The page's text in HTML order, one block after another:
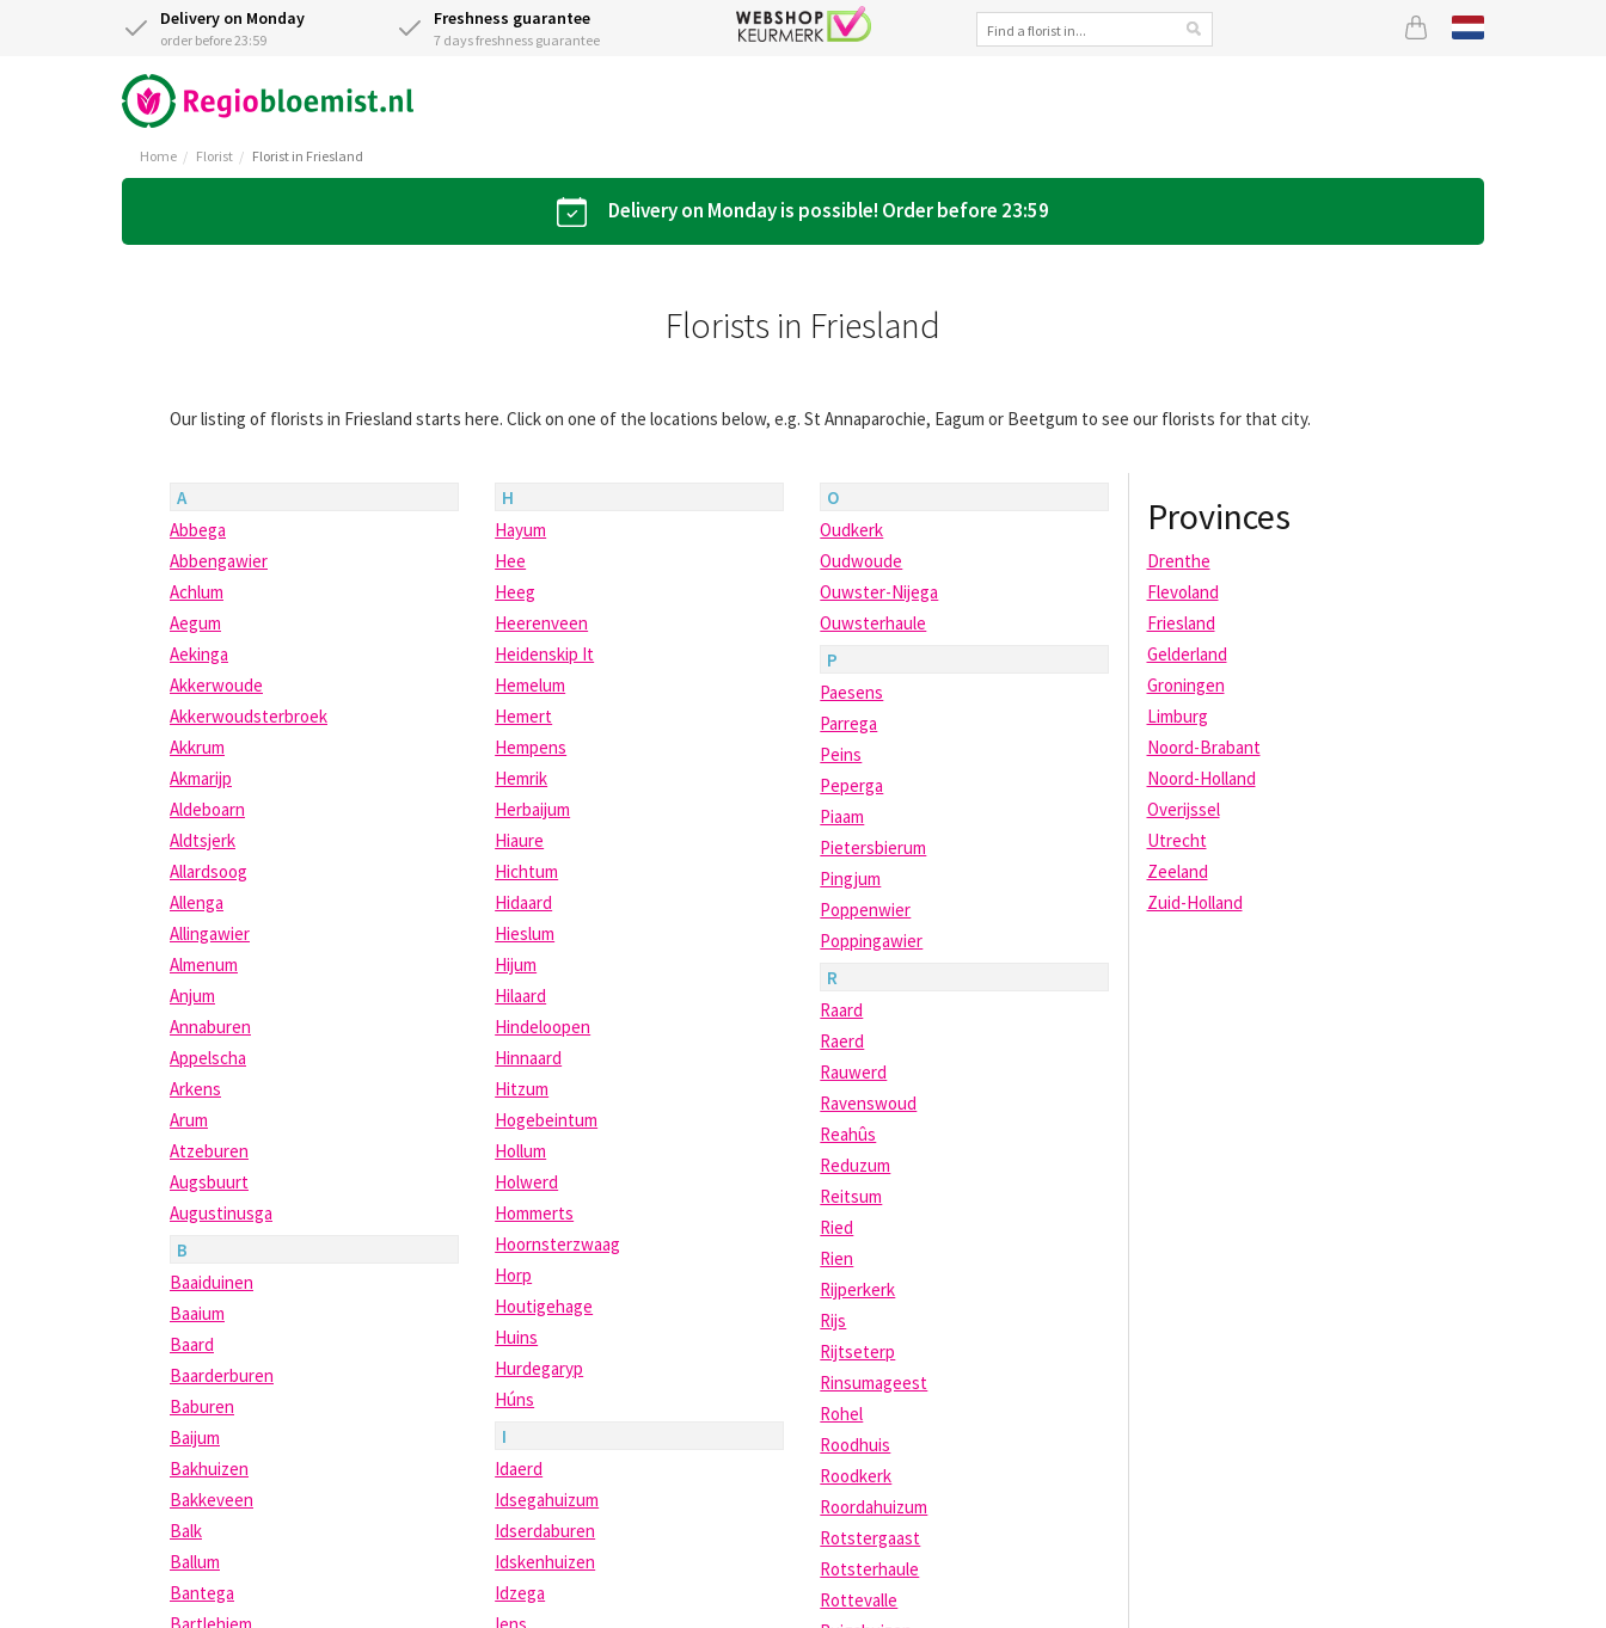
Delivery on Monday
order before 23:59
Freshness guarantee
7 days freshness guarantee
Home Florist Florist in Friesland
Delivery on Monday is possible! Order before 23:59
Florists in Friesland
Our listing of florists in Friesland starts here. Click on one of the locations below, e.g. St Annaparochie, Eagum or Beetgum to see our florists for that city.
A
Abbega
Abbengawier
Achlum
Aegum
Aekinga
Akkerwoude
Akkerwoudsterbroek
Akkrum
Akmarijp
Aldeboarn
Aldtsjerk
Allardsoog
Allenga
Allingawier
Almenum
Anjum
Annaburen
Appelscha
Arkens
Arum
Atzeburen
Augsbuurt
Augustinusga
B
Baaiduinen
Baaium
Baard
Baarderburen
Baburen
Baijum
Bakhuizen
Bakkeveen
Balk
Ballum
Bantega
H
Hayum
Hee
Heeg
Heerenveen
Heidenskip It
Hemelum
Hemert
Hempens
Hemrik
Herbaijum
Hiaure
Hichtum
Hidaard
Hieslum
Hijum
Hilaard
Hindeloopen
Hinnaard
Hitzum
Hogebeintum
Hollum
Holwerd
Hommerts
Hoornsterzwaag
Horp
Houtigehage
Huins
Hurdegaryp
Húns
I
Idaerd
Idsegahuizum
Idserdaburen
Idskenhuizen
Idzega
O
Oudkerk
Oudwoude
Ouwster-Nijega
Ouwsterhaule
P
Paesens
Parrega
Peins
Peperga
Piaam
Pietersbierum
Pingjum
Poppenwier
Poppingawier
R
Raard
Raerd
Rauwerd
Ravenswoud
Reahûs
Reduzum
Reitsum
Ried
Rien
Rijperkerk
Rijs
Rijtseterp
Rinsumageest
Rohel
Roodhuis
Roodkerk
Roordahuizum
Rotstergaast
Rotsterhaule
Rottevalle
Provinces
Drenthe
Flevoland
Friesland
Gelderland
Groningen
Limburg
Noord-Brabant
Noord-Holland
Overijssel
Utrecht
Zeeland
Zuid-Holland